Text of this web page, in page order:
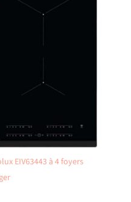
EIV63443 à 4 foyers